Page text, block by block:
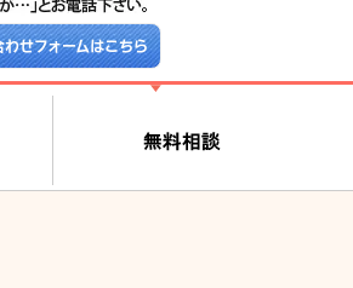
せフォームはこちら